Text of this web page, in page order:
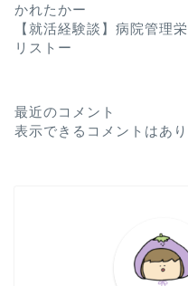
かれたかー
【就活経験談】病院管理
リストー
最近のコメント
表示できるコメントはあり